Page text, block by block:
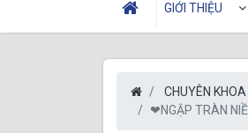
GIỚI THIỆU
CHUYÊN KHOA
❤NGẬP TRÀN